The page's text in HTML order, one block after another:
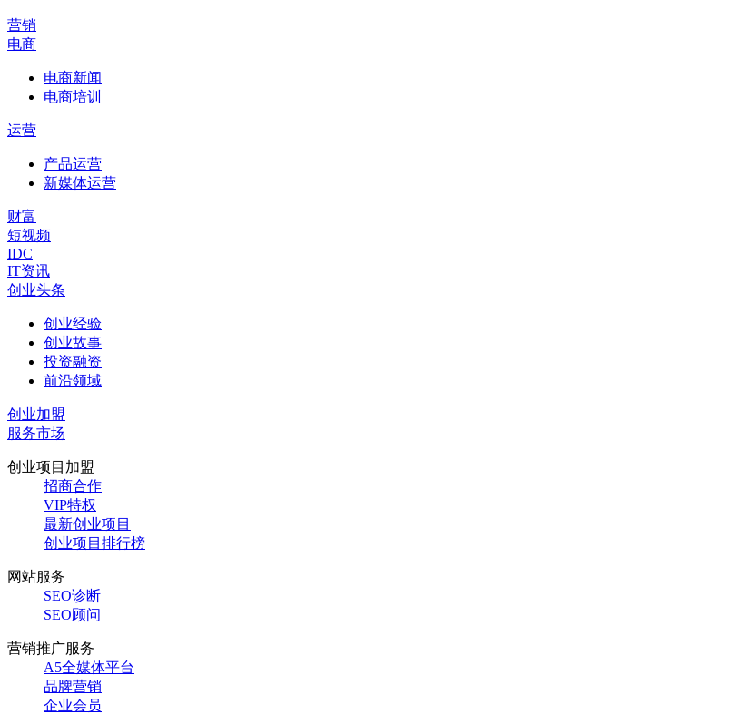
营销
电商
电商新闻
电商培训
运营
产品运营
新媒体运营
财富
短视频
IDC
IT资讯
创业头条
创业经验
创业故事
投资融资
前沿领域
创业加盟
服务市场
创业项目加盟
招商合作
VIP特权
最新创业项目
创业项目排行榜
网站服务
SEO诊断
SEO顾问
营销推广服务
A5全媒体平台
品牌营销
企业会员